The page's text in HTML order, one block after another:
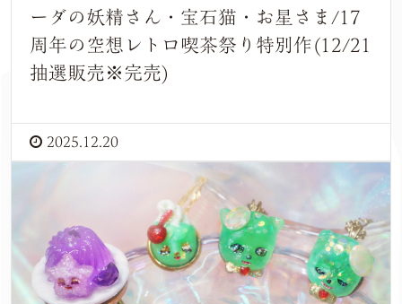
ーダの妖精さん・宝石猫・お星さま/17
周年の空想レトロ喫茶祭り特別作(12/21
抽選販売※完売)
2025.12.20